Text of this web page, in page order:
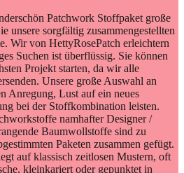
Patchwork Stoffpaket große
unsere sorgfältig zusammengestellten
Wir von HettyRosePatch erleichtern
Suchen ist überflüssig. Sie können
Projekt starten, da wir alle
Unsere große Auswahl an
Anregung, Lust auf ein neues
bei der Stoffkombination leisten.
namhafter Designer /
Baumwollstoffe sind zu
Paketen zusammen gefügt.
auf klassisch zeitlosen Mustern, oft
kleinkariert oder gepunktet in